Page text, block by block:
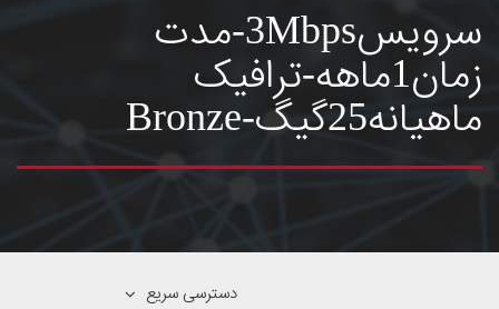
سرویس3Mbps-مدت
زمان1ماهه-ترافیک
ماهیانه25گیگ-Bronze
دسترسی سریع